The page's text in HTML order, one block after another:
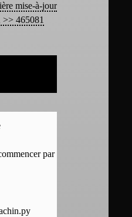
mise-à-jour
465081
par